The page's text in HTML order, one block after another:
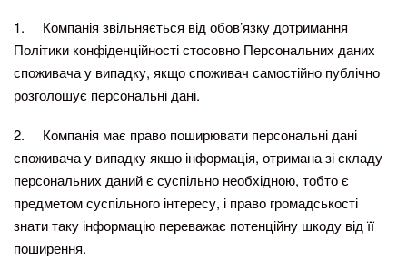
1. Компанія звільняється від обов’язку дотримання
Політики конфіденційності стосовно Персональних даних
споживача у випадку, якщо споживач самостійно публічно
розголошує персональні дані.
2. Компанія має право поширювати персональні дані
споживача у випадку якщо інформація, отримана зі складу
персональних даний є суспільно необхідною, тобто є
предметом суспільного інтересу, і право громадськості
знати таку інформацію переважає потенційну шкоду від її
поширення.